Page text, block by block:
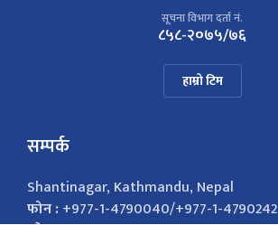
सूचना विभाग दर्ता नं.
८५८-२०७५/७६
हाम्रो टिम
सम्पर्क
Shantinagar, Kathmandu, Nepal
फोन :+977-1-4790040/+977-1-4790242
इमेल :nepalsamayanews@gmail.com